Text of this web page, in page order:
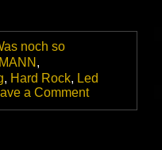
noch so
,
, Hard Rock, Led
a Commenton